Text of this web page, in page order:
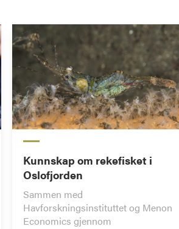
Kunnskap om rekefisket i
Oslofjorden
Sammen med
Havforskningsinstituttet og Menon
Economics gjennom